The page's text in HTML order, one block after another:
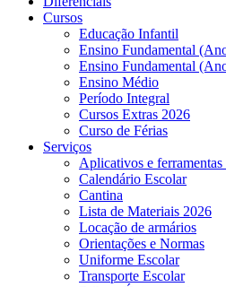
Cursos
Educação Infantil
Ensino Fundamental
Ensino Fundamental
Ensino Médio
Período Integral
Cursos Extras 2026
Curso de Férias
Serviços
Aplicativos e
Calendário Escolar
Cantina
Lista de Materiais 2026
Locação de armários
Orientações e Normas
Uniforme Escolar
Transporte Escolar